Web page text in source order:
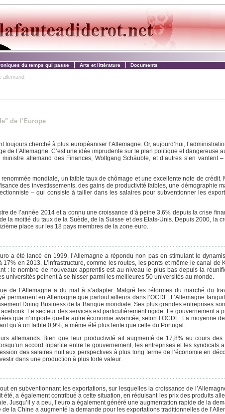
du temps qui passe Arts et littérature Documents
allemand
de l’Europe
cherché à plus européaniser l’Allemagne. Or, aujourd’hui,
de l’Allemagne. C’est une idée imprudente sur le plan politique et dangereuse
allemand des Finances, Wolfgang Schäuble, et d’autres s’en vantent
mondiale, un faible taux de chômage et une excellente note de crédit.
des investissements, des gains de productivité faibles, une démographie
– qui consiste à tailler dans les salaires pour subventionner les
de l’année 2014 et a connu une croissance d’à peine 3,6% depuis la crise
la moitié du taux de la Suède, de la Suisse et des Etats-Unis. Depuis 2000, la
place sur les 18 pays membres de la zone euro.
a été lancé en 1999, l’Allemagne a répondu non pas en stimulant le
en 2013. L’infrastructure, comme les routes, les ponts et même le canal de
: le nombre de nouveaux apprentis est au niveau le plus bas depuis la
universités peinent à se hisser parmi les meilleures 50 universités au monde.
de l’Allemagne a du mal à s’adapter. Malgré les réformes du marché du
permanent en Allemagne que partout ailleurs dans l’OCDE. L’Allemagne
Doing Business de la Banque mondiale. Ses plus grandes entreprises
Le secteur des services est particulièrement rigide. Le gouvernement a
que n’importe quelle autre économie avancée, selon l’OCDE. La moyenne
qu’à un faible 0,9%, a même été plus lente que celle du Portugal.
allemands. Bien que leur productivité ait augmenté de 17,8% au cours
accord tripartite entre le gouvernement, les entreprises et les syndicats
des salaires nuit aux perspectives à plus long terme de l’économie en
dans une production à plus forte valeur.
en subventionnant les exportations, sur lesquelles la croissance de
a également contribué à cette situation, en réduisant les prix des produits
Jusqu’il y a peu, l’euro a également généré une augmentation rapide de la
la Chine a augmenté la demande pour les exportations traditionnelles de